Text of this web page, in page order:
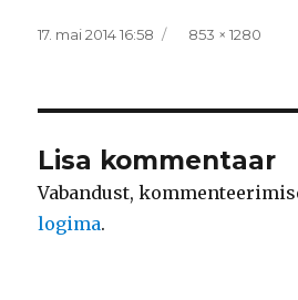
Postitatud
17. mai 2014 16:58 Täissuurus
853 × 1280
Lisa kommentaar
Vabandust,
logima.